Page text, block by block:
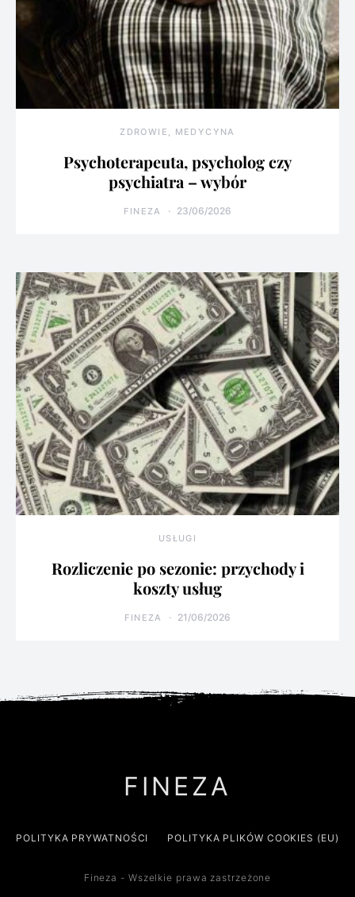
ZDROWIE, MEDYCYNA
Psychoterapeuta, psycholog czy
psychiatra – wybór
FINEZA 23/06/2026
USŁUGI
Rozliczenie po sezonie: przychody i
koszty usług
FINEZA 21/06/2026
FINEZA
POLITYKA PRYWATNOŚCI POLITYKA PLIKÓW COOKIES (EU)
Fineza - Wszelkie prawa zastrzeżone